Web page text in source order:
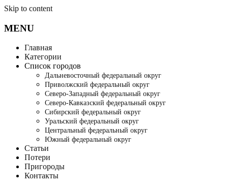
Skip to content
MENU
Главная
Категории
Список городов
Дальневосточный федеральный округ
Приволжский федеральный округ
Северо-Западный федеральный округ
Северо-Кавказский федеральный округ
Сибирский федеральный округ
Уральский федеральный округ
Центральный федеральный округ
Южный федеральный округ
Статьи
Потери
Пригороды
Контакты